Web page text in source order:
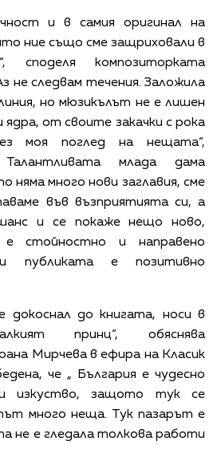
и в самия оригинал на
ние също сме защриховали в
споделя композиторката
не следвам течения. Заложила
но мюзикълът не е лишен
от своите закачки с рока
моя поглед на нещата“,
млада дама
няма много нови заглавия, сме
във възприятията си, а
и се покаже нещо ново,
е стойностно и направено
и публиката е позитивно
докоснал до книгата, носи в
принц“, обяснява
Мирчева в ефира на Класик
че „ България е чудесно
изкуство, защото тук се
много неща. Тук пазарът е
не е гледала толкова работи